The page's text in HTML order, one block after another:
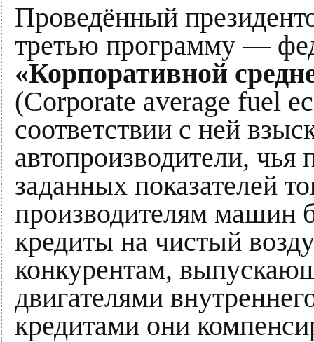
Проведённый
третью программу —
«Корпоративной
(Corporate average fuel
соответствии с ней
автопроизводители, чья
заданных показателей
производителям машин
кредиты на чистый
конкурентам,
двигателями
кредитами они